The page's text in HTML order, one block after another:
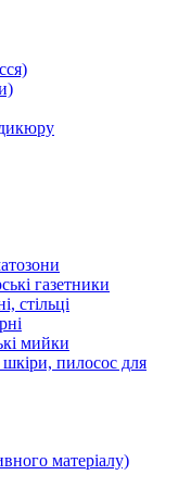
газетники
стільці
мийки
пилосос для
матеріалу)